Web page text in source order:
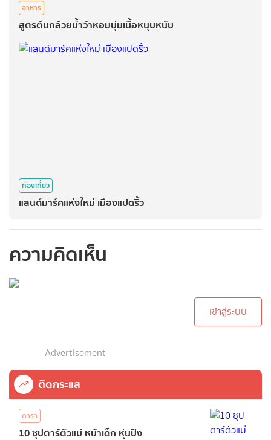
อาหาร
สูตรต้มกล้วยน้ำว้าหอมนุ่มเนื้อหนุบหนับ
ท่องเที่ยว
แลนด์มาร์คแห่งใหม่ เมืองแปดริ้ว
ความคิดเห็น
เข้าสู่ระบบ
Advertisement
ติดกระแส
ดารา
10 ซุปตาร์ตัวแม่ หน้าเด็ก หุ่นปัง